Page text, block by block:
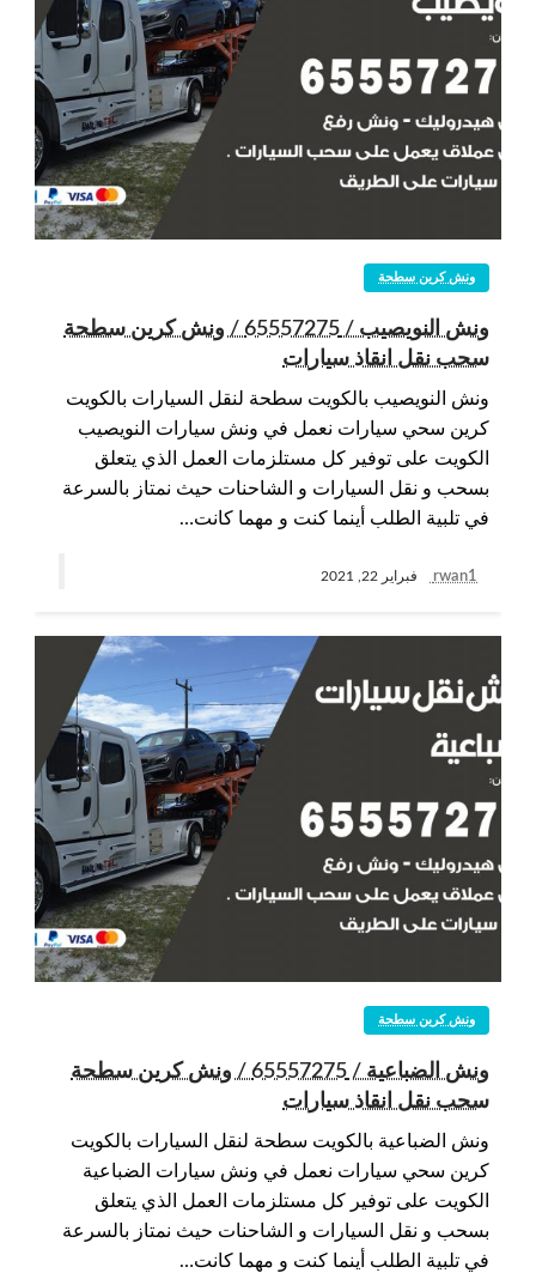
ونش كرين سطحة
ونش النويصيب / 65557275 / ونش كرين سطحة
سحب نقل انقاذ سيارات
ونش النويصيب بالكويت سطحة لنقل السيارات بالكويت
كرين سحي سيارات نعمل في ونش سيارات النويصيب
الكويت على توفير كل مستلزمات العمل الذي يتعلق
بسحب و نقل السيارات و الشاحنات حيث نمتاز بالسرعة
في تلبية الطلب أينما كنت و مهما كانت…
rwan1 فبراير 22, 2021
ونش كرين سطحة
ونش الضباعية / 65557275 / ونش كرين سطحة
سحب نقل انقاذ سيارات
ونش الضباعية بالكويت سطحة لنقل السيارات بالكويت
كرين سحي سيارات نعمل في ونش سيارات الضباعية
الكويت على توفير كل مستلزمات العمل الذي يتعلق
بسحب و نقل السيارات و الشاحنات حيث نمتاز بالسرعة
في تلبية الطلب أينما كنت و مهما كانت…